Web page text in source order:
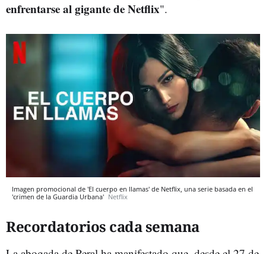
enfrentarse al gigante de Netflix".
Imagen promocional de 'El cuerpo en llamas' de Netflix, una serie basada en el
'crimen de la Guardia Urbana' Netflix
Recordatorios cada semana